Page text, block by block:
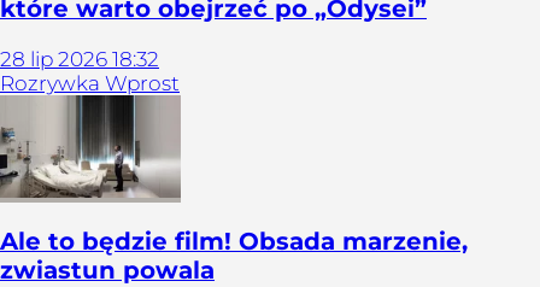
które warto obejrzeć po „Odysei”
28 lip 2026 18:32
Rozrywka Wprost
Ale to będzie film! Obsada marzenie,
zwiastun powala